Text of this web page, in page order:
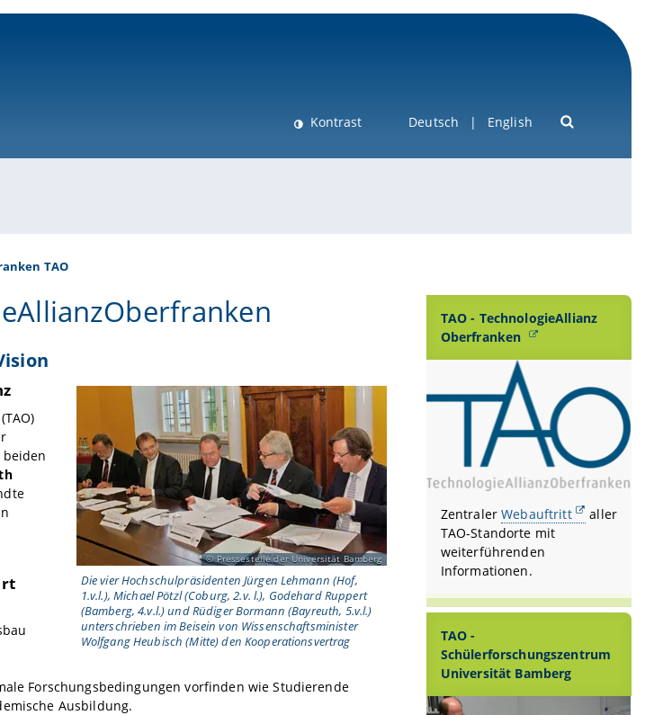
Kontrast Deutsch English
TAO
Pressestelle der Universität Bamberg
Die vier Hochschulpräsidenten Jürgen Lehmann (Hof,
1.v.l.), Michael Pötzl (Coburg, 2.v. l.), Godehard Ruppert
(Bamberg, 4.v.l.) und Rüdiger Bormann (Bayreuth, 5.v.l.)
unterschrieben im Beisein von Wissenschaftsminister
Wolfgang Heubisch (Mitte) den Kooperationsvertrag
Forschungsbedingungen vorfinden wie Studierende
Ausbildung.
TAO - TechnologieAllianz
Oberfranken
ZentralerWebauftritt
aller
TAO-Standorte mit
weiterführenden
Informationen.
TAO -
Schülerforschungszentrum
Universität Bamberg